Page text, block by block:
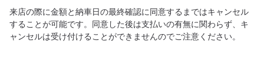
来店の際に金額と納車日の最終確認に同意するまではキャンセル
することが可能です。同意した後は支払いの有無に関わらず、キ
ャンセルは受け付けることができませんのでご注意ください。